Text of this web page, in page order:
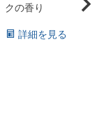
クの香り
詳細を見る